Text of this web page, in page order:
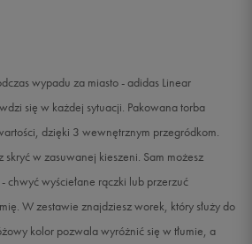
wypadu za miasto - adidas Linear
się w każdej sytuacji. Pakowana torba
dzięki 3 wewnętrznym przegródkom.
skryć w zasuwanej kieszeni. Sam możesz
chwyć wyściełane rączki lub przerzuć
W zestawie znajdziesz worek, który służy do
kolor pozwala wyróżnić się w tłumie, a